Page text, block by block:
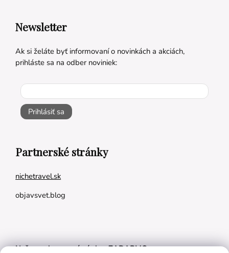
Newsletter
Ak si želáte byť informovaní o novinkách a akciách,
prihláste sa na odber noviniek:
Prihlásiť sa
Partnerské stránky
nichetravel.sk
objavsvet.blog
Naše appky pre vás úplne ZADARMO: